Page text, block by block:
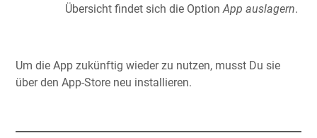
Übersicht findet sich die OptionApp auslagern.
Um die App zukünftig wieder zu nutzen, musst Du sie
über den App-Store neu installieren.